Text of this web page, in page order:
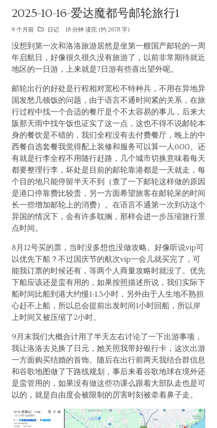
2025-10-16-爱达魔都号邮轮旅行1
9 个月前 日记 18 分钟 读完 (约 2678 字)
没想到第一次和洛洛旅游居然是坐第一艘国产邮轮的一周
年启航日，好像很久很久没有旅游了，以前非常期待就近
地区的一日游，上来就是7日游有些喜出望外呢。
邮轮出行的好处是行程相对宽松不特种兵，不用在异地异
国发愁几顿饭的问题，由于语言不通时间紧的关系，在旅
行过程中找一个合适的餐厅是个不太容易的事儿，后来大
阪那天雨中找午饭也证实了这一点，这也不得不说邮轮本
身的餐饮是不错的，我们全程没有去付费餐厅，晚上的中
西餐自选套餐我觉得配上装修和服务可以算一人600。还
有就是行李全程不用随行赶路，几个城市切换意味着每天
都要整理行李，坏处是目前的邮轮靠港都是一天就走，每
个目的地只能停留半天不到（查了一下邮轮这样做的原因
是港口停靠费比较贵，另一方面希望旅客在邮轮呆的时间
长一些增加邮轮上的消费）。在语言不通第一次到访这个
异国的情况下，会有许多耽搁，那样会进一步压缩旅行景
点时间。
8月12号买的票，当时没多想也没做攻略。好像听说vip可
以优先下船？不过国庆节的航次vip一会儿就买完了，可
能我订票的时候还有，等两个人商量攻略时就没了。优先
下船应该还是蛮有用的，如果按照描述所说，我们实际下
船时间比船到港大约慢1-1.5小时，另外由于人生地不熟担
心赶不上船，所以总会提前出发时间1小时回船，所以岸
上时间又被压缩了2小时。
9月末我们大概合计用了半天左右讨论了一下出游事项，
我让洛洛去兑换了日元，她关照我带好银行卡，这次出游
一方面购买结婚的首饰。随后在出行前两天我结合群信息
和谷歌地图做了下路线规划，事后来看谷歌地球在境外还
是蛮管用的，如果没有做这些功课么跟着大部队走也是可
以的，就是自由度会被限制的厉害时刻被牵着鼻子走。